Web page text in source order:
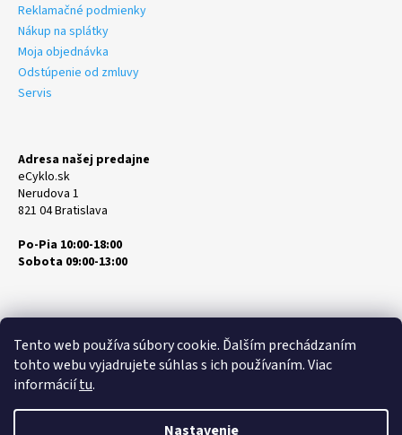
Tento web používa súbory cookie. Ďalším prechádzaním
tohto webu vyjadrujete súhlas s ich používaním. Viac
informáciítu.
Nastavenie
Reklamačné podmienky
Nákup na splátky
Moja objednávka
Odstúpenie od zmluvy
Servis
Adresa našej predajne
eCyklo.sk
Nerudova 1
821 04 Bratislava
Po-Pia 10:00-18:00
Sobota 09:00-13:00
eCyklo.sk. Všetky práva vyhradené.